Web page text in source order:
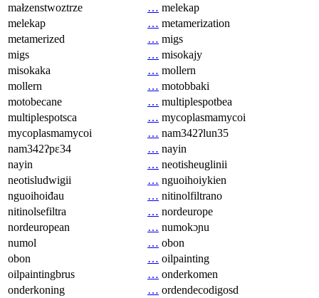
małzenstwoztrze
… melekap
melekap
… metamerization
metamerized
… migs
migs
… misokajy
misokaka
… mollern
mollern
… motobbaki
motobecane
… multiplespotbea
multiplespotsca
… mycoplasmamycoi
mycoplasmamycoi
… nam342ʔlun35
nam342ʔpɛ34
… nayin
nayin
… neotisheuglinii
neotisludwigii
… nguoihoiykien
nguoihoiđau
… nitinolfiltrano
nitinolsefiltra
… nordeurope
nordeuropean
… numokɔɲu
numol
… obon
obon
… oilpainting
oilpaintingbrus
… onderkomen
onderkoning
… ordendecodigosd